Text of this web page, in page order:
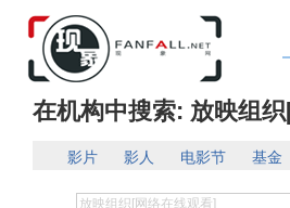
在机构中搜索: 放映组
影片 影人 电影节 基金